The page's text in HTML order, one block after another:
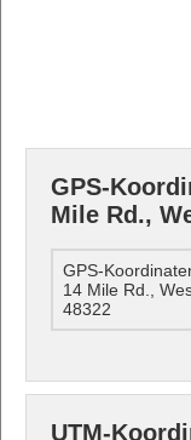
GPS-
Mile Rd.,
GPS-
14 Mile Rd.,
48322
UTM-